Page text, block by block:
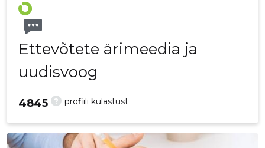
Ettevõtete ärimeedia ja
uudisvoog
? profiili külastust
4845